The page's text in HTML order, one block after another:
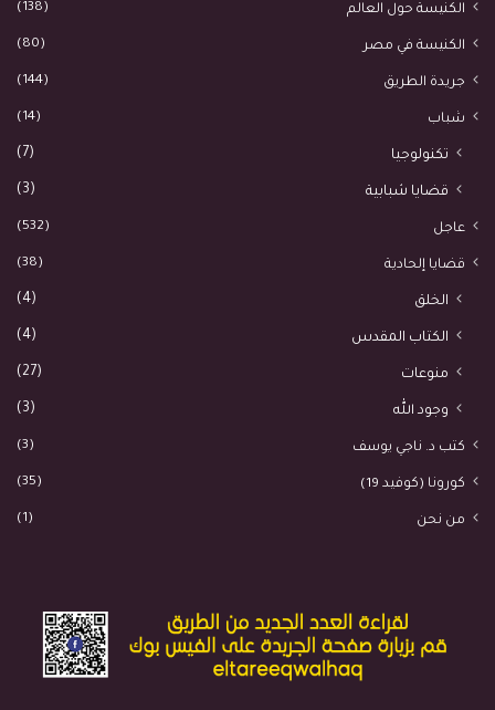
الكنيسة حول العالم (138)
الكنيسة في مصر (80)
جريدة الطريق (144)
شباب (14)
تكنولوجيا (7)
قضايا شبابية (3)
عاجل (532)
قضايا إلحادية (38)
الخلق (4)
الكتاب المقدس (4)
منوعات (27)
وجود الله (3)
كتب د. ناجي يوسف (3)
كورونا (كوفيد 19) (35)
من نحن (1)